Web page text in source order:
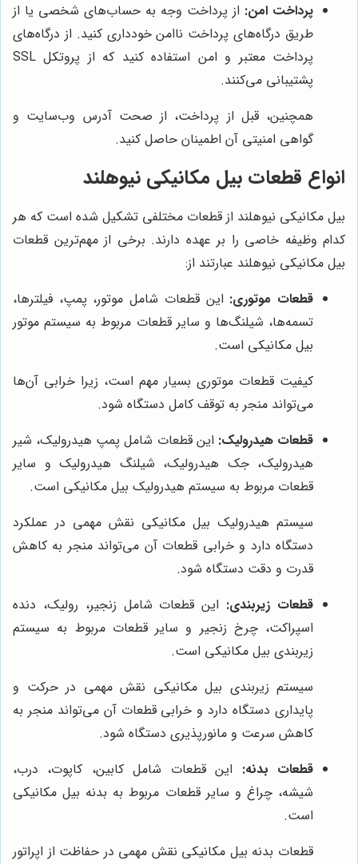
پرداخت امن: از پرداخت وجه به حساب‌های شخصی یا از
طریق درگاه‌های پرداخت ناامن خودداری کنید. از درگاه‌های
پرداخت معتبر و امن استفاده کنید که از پروتکل SSL
پشتیبانی می‌کنند.
همچنین، قبل از پرداخت، از صحت آدرس وب‌سایت و
گواهی امنیتی آن اطمینان حاصل کنید.
انواع قطعات بیل مکانیکی نیوهلند
بیل مکانیکی نیوهلند از قطعات مختلفی تشکیل شده است که هر
کدام وظیفه خاصی را بر عهده دارند. برخی از مهم‌ترین قطعات
بیل مکانیکی نیوهلند عبارتند از:
قطعات موتوری: این قطعات شامل موتور، پمپ، فیلترها،
تسمه‌ها، شیلنگ‌ها و سایر قطعات مربوط به سیستم موتور
بیل مکانیکی است.
کیفیت قطعات موتوری بسیار مهم است، زیرا خرابی آن‌ها
می‌تواند منجر به توقف کامل دستگاه شود.
قطعات هیدرولیک: این قطعات شامل پمپ هیدرولیک، شیر
هیدرولیک، جک هیدرولیک، شیلنگ هیدرولیک و سایر
قطعات مربوط به سیستم هیدرولیک بیل مکانیکی است.
سیستم هیدرولیک بیل مکانیکی نقش مهمی در عملکرد
دستگاه دارد و خرابی قطعات آن می‌تواند منجر به کاهش
قدرت و دقت دستگاه شود.
قطعات زیربندی: این قطعات شامل زنجیر، رولیک، دنده
اسپراکت، چرخ زنجیر و سایر قطعات مربوط به سیستم
زیربندی بیل مکانیکی است.
سیستم زیربندی بیل مکانیکی نقش مهمی در حرکت و
پایداری دستگاه دارد و خرابی قطعات آن می‌تواند منجر به
کاهش سرعت و مانورپذیری دستگاه شود.
قطعات بدنه: این قطعات شامل کابین، کاپوت، درب،
شیشه، چراغ و سایر قطعات مربوط به بدنه بیل مکانیکی
است.
قطعات بدنه بیل مکانیکی نقش مهمی در حفاظت از اپراتور